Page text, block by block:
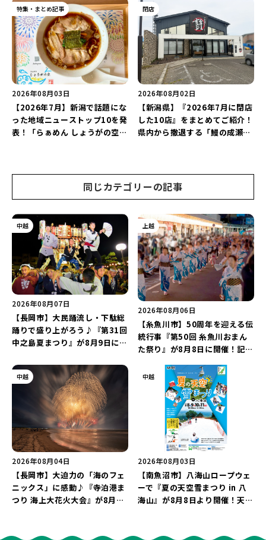
ナ丸大新潟のサマーフェスタ
2026」がおすすめ♪
を楽しもう♪
特集・まとめ記事
2026年08月03日
【2026年7月】新潟で話題にな
った地域ニューストップ10を発
表！「らぁめん しょうがの空」
閉店
2026年08月02日
【新潟県】『2026年7月に閉店
した10店』をまとめてご紹介！
県内から撤退する「鰻の成瀬」
同じカテゴリーの記事
中越
2026年08月07日
【長岡市】大民踊流し・下駄総
踊りで盛り上がろう♪『第31回
中之島夏まつり』が8月9日に開
手”のシュート対決は必見♪
上越
2026年08月06日
【糸魚川市】50周年を迎える伝
統行事『第50回 糸魚川おまん
た祭り』が8月8日に開催！記念
を楽しもう♪
中越
2026年08月04日
【長岡市】大迫力の「海のフェ
ニックス」に感動♪『寺泊港ま
つり 海上大花火大会』が8月7
中越
2026年08月03日
【南魚沼市】八海山ロープウェ
ーで『夏の天空雪まつり in 八
海山』が8月8日より開催！天然